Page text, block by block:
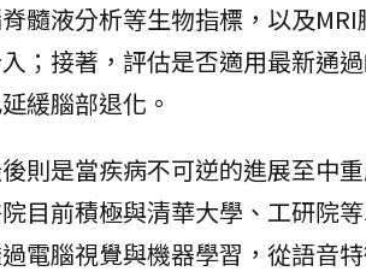
髓液分析等生物指標，以及
；接著，評估是否適用最新通
緩腦部退化。
則是當疾病不可逆的進展至中
目前積極與清華大學、工研院
電腦視覺與機器學習，從語音